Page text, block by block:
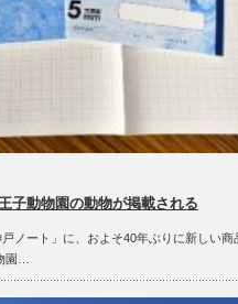
子動物園の動物が掲載される
ノート」に、およそ40年ぶりに新しい商
園…